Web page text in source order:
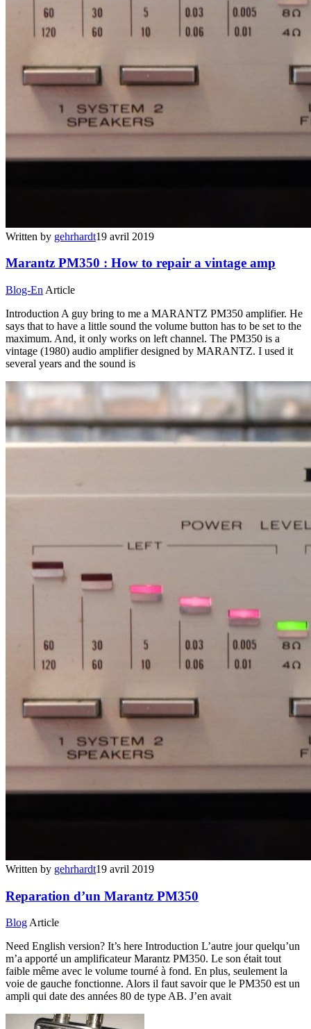
Written by gehrhardt19 avril 2019
Marantz PM350 : How to repair a vintage amp
Blog-En Article
Introduction A guy bring to me a MARANTZ PM350 amplifier. He
says that to have a little sound the volume button has to be set to the
maximum. And, it only works on left channel. The PM350 is a
vintage (1980) audio amplifier designed by MARANTZ. I used it
several years and the sound is
Written by gehrhardt19 avril 2019
Reparation d’un Marantz PM350
BlogArticle
Need English version? It’s here Introduction L’autre jour quelqu’un
m’a apporté un amplificateur Marantz PM350. Le son était tout
faible même avec le volume tourné à fond. En plus, seulement la
voie de gauche fonctionne. Alors il faut savoir que le PM350 est un
ampli qui date des années 80 de type AB. J’en avait